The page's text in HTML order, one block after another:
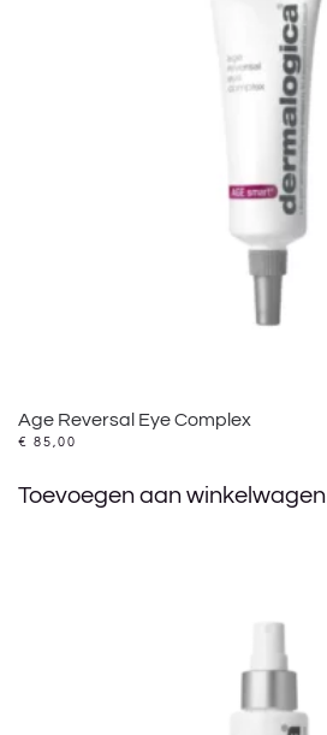
Age Reversal Eye Complex
€ 85,00
Toevoegen aan winkelwagen